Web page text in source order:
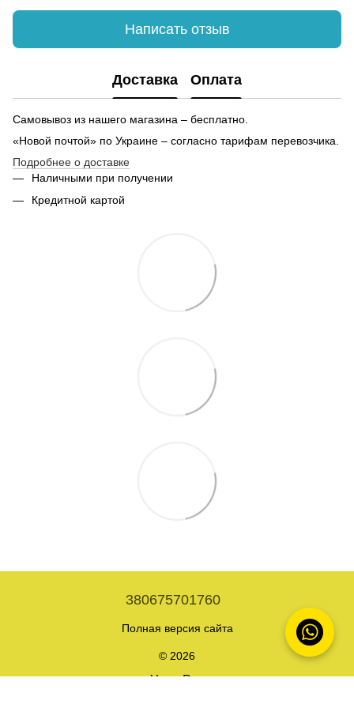
женские костюмы 52 размера
Написать отзыв
Доставка Оплата
Самовывоз из нашего магазина – бесплатно.
«Новой почтой» по Украине – согласно тарифам перевозчика.
Подробнее о доставке
Наличными при получении
Кредитной картой
380675701760
Полная версия сайта
© 2026
Укр Рус